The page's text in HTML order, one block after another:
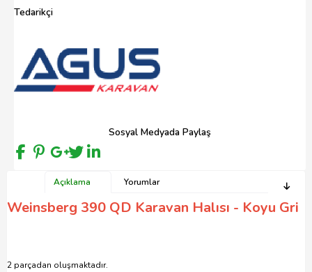
Tedarikçi
Sosyal Medyada Paylaş
Açıklama Yorumlar
Weinsberg 390 QD Karavan Halısı - Koyu Gri
2 parçadan oluşmaktadır.